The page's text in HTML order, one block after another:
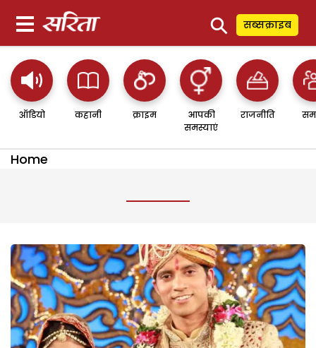
⚲ सब्सक्राइब
ऑडियो कहानी क्राइम
आपकी
समस्याएं
राजनीति
Home